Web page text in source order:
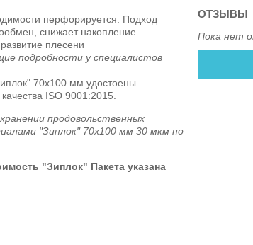
перфорируется. Подход
снижает накопление
плесени
подробности у специалистов
70х100 мм удостоены
ISO 9001:2015.
продовольственных
"Зиплок" 70х100 мм 30 мкм по
"Зиплок" Пакета указана
ОТЗЫВЫ
Пока нет